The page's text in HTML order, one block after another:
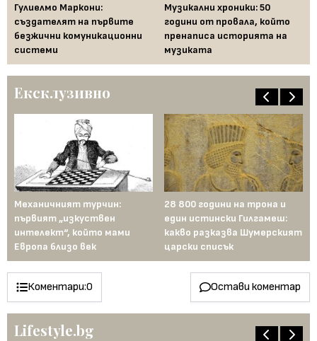
Гулиелмо Маркони:
създателят на първите
безжични комуникационни
системи
Музикални хроники: 50
години от провала, който
пренаписа историята на
музиката
Ексклузивно
Механичният турчин:
първият „изкуствен
интелект“, който мами
Европа близо век
28 800 години на трона и
един истински Гилгамеш:
какво разказва Шумерският
царски списък
Коментари:0 Остави коментар
Lifestyle.bg